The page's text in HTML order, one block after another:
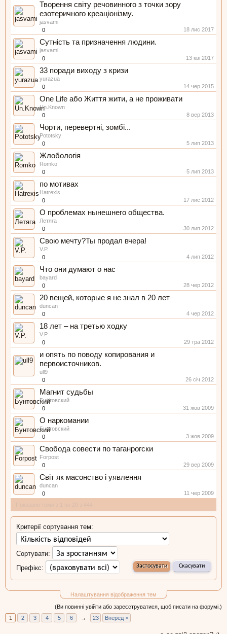
Творення світу речовинного з точки зору
езотеричного креаціонізму.
jasvami
0
18 лис 2017
Сутність та призначення людини.
jasvami
0
13 кві 2017
33 поради виходу з кризи
yurazua
0
14 чер 2015
One Life або Життя жити, а не проживати
Un.Known
0
8 вер 2013
Чорти, перевертні, зомбі...
Pototsky
0
5 лип 2013
Жлобологія
Romko
0
5 лип 2013
по мотивах
Hatrexis
0
17 лис 2012
О проблемах нынешнего общества.
Летяга
0
30 лип 2012
Свою мечту?Ты продал вчера!
V.P.
0
4 лип 2012
Что они думают о нас
bayard
0
28 чер 2012
20 вещей, которые я не знал в 20 лет
duncan
0
4 чер 2012
18 лет – на третью ходку
V.P.
0
29 тра 2012
и опять по поводу копирования и
первоисточников.
ull9
0
26 січ 2012
Магнит судьбы
Бунтовский
0
31 жов 2009
О наркомании
Бунтовский
0
3 жов 2009
Свобода совести по таганрогски
Forpost
0
29 вер 2009
Світ як масонство і уявлення
duncan
0
11 чер 2009
Налаштування відображення тем
Критерії сортування тем:
Сортувати:
Префікс:
(Ви повинні увійти або зареєструватися, щоб писати на форумі.)
1
2 3 4 5 6 → 23 Вперед >